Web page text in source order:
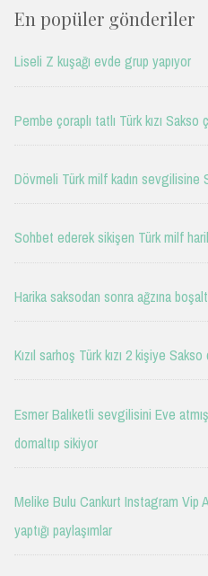
En popüler gönderiler
Liseli Z kuşağı evde grup yapıyor
Pembe çoraplı tatlı Türk kızı Sakso
Dövmeli Türk milf kadın sevgilisine
Sohbet ederek sikişen Türk milf
Harika saksodan sonra ağzına
Kızıl sarhoş Türk kızı 2 kişiye
Esmer Balıketli sevgilisini Eve
domaltıp sikiyor
Melike Bulu Cankurt Instagram Vip
yaptığı paylaşımlar